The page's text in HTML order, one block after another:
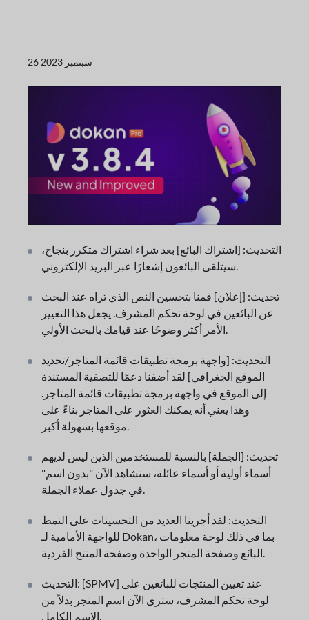
26 سبتمبر 2023
التحديث: [اشتراك البائع] بعد شراء اشتراك متكرر بنجاح،
سيتلقى البائعون إشعارًا عبر البريد الإلكتروني.
تحديث: [إعلان] قمنا بتحسين النص الذي تراه عند البحث
عن البائعين في لوحة تحكم المشرف. يجعل هذا التغيير
الأمر أكثر وضوحًا عند قيامك بالبحث الأولي.
التحديث: [واجهة برمجة تطبيقات قائمة المتاجر/تحديد
الموقع الجغرافي] لقد أضفنا دعمًا للتصفية المستندة
إلى الموقع في واجهة برمجة تطبيقات قائمة المتاجر.
وهذا يعني أنه يمكنك العثور على المتاجر بناءً على
موقعها بسهولة أكبر.
تحديث: [الجملة] بالنسبة للمستخدمين الذين ليس لديهم
أسماء أولية أو أسماء عائلة، ستشاهد الآن "بدون اسم"
في جدول عملاء الجملة.
التحديث: لقد أجرينا العديد من التحسينات على النمط
للواجهة الأمامية لـ Dokan، بما في ذلك لوحة معلومات
البائع وصفحة المتجر الواحدة وصفحة المنتج الفردية.
التحديث: [SPMV] عند تعيين المنتجات للبائعين على
لوحة تحكم المشرف، سترى الآن اسم المتجر بدلاً من
الاسم الكامل.